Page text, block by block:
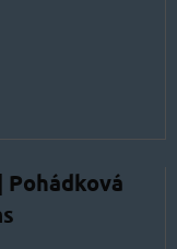
Pohádková